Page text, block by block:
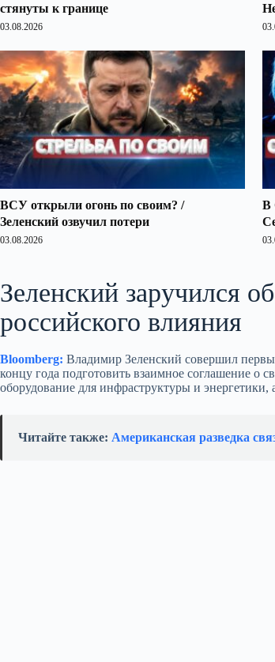
стянуты к границе
03.08.2026
ВСУ открыли огонь по своим? /
Зеленский озвучил потери
03.08.2026
В
Зеленский заручился
российского влияния
Bloomberg: Владимир Зеленский совершил
концу года подготовить взаимное соглашение о
оборудование для инфраструктуры и
Читайте также: Американская разведка